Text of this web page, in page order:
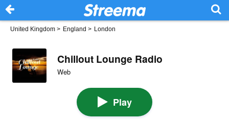
United Kingdom > England > London
Chillout Lounge Radio
Web
Play